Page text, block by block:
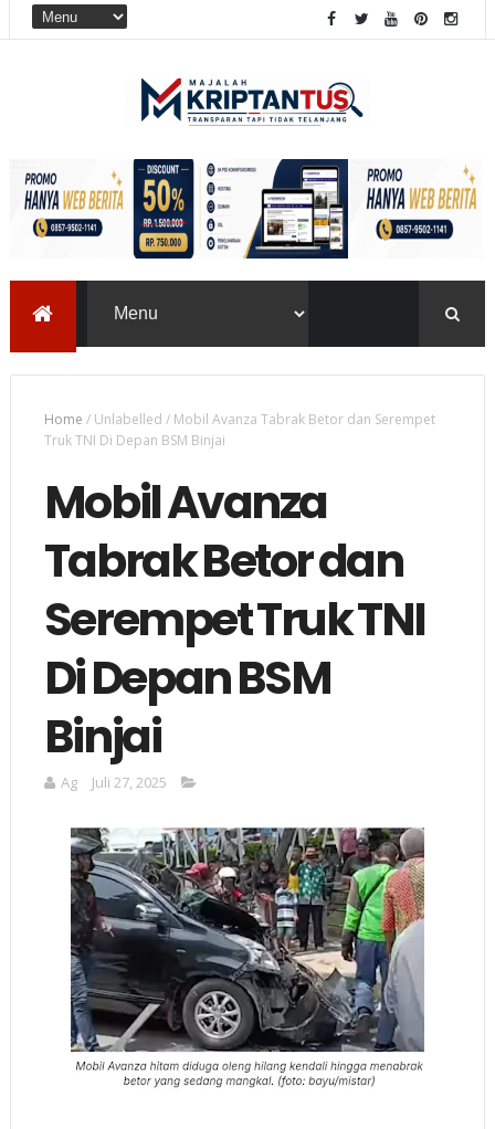
Home /Unlabelled / Mobil Avanza Tabrak Betor dan Serempet
Truk TNI Di Depan BSM Binjai
Mobil Avanza
Tabrak Betor dan
Serempet Truk TNI
Di Depan BSM
Binjai
Ag Juli 27, 2025